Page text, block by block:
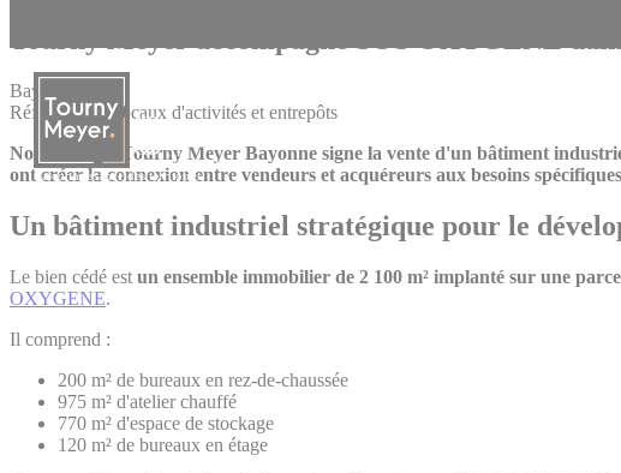
La connaissance des territoires
Bayonne
Références - Locaux d'activités et entrepôts
Notre agence Tourny Meyer Bayonne signe la vente d'un bâtiment
ont créer la connexion entre vendeurs et acquéreurs aux besoins
Un bâtiment industriel stratégique pour le
Le bien cédé est un ensemble immobilier de 2 100 m² implanté sur une
OXYGENE.
Il comprend :
200 m² de bureaux en rez-de-chaussée
975 m² d'atelier chauffé
770 m² d'espace de stockage
120 m² de bureaux en étage